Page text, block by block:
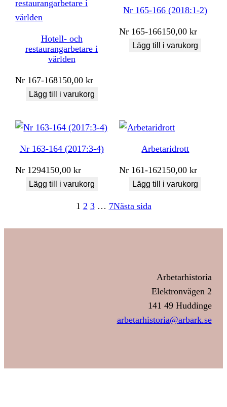
Hotell- och
restaurangarbetare i
världen
Nr 167-168150,00kr
Lägg till i varukorg
Nr 165-166 (2018:1-2)
Nr 165-166150,00kr
Lägg till i varukorg
Nr 163-164 (2017:3-4)
Nr 1294150,00kr
Lägg till i varukorg
Arbetaridrott
Nr 161-162150,00kr
Lägg till i varukorg
1 2 3 … 7Nästa sida
Arbetarhistoria
Elektronvägen 2
141 49 Huddinge
arbetarhistoria@arbark.se